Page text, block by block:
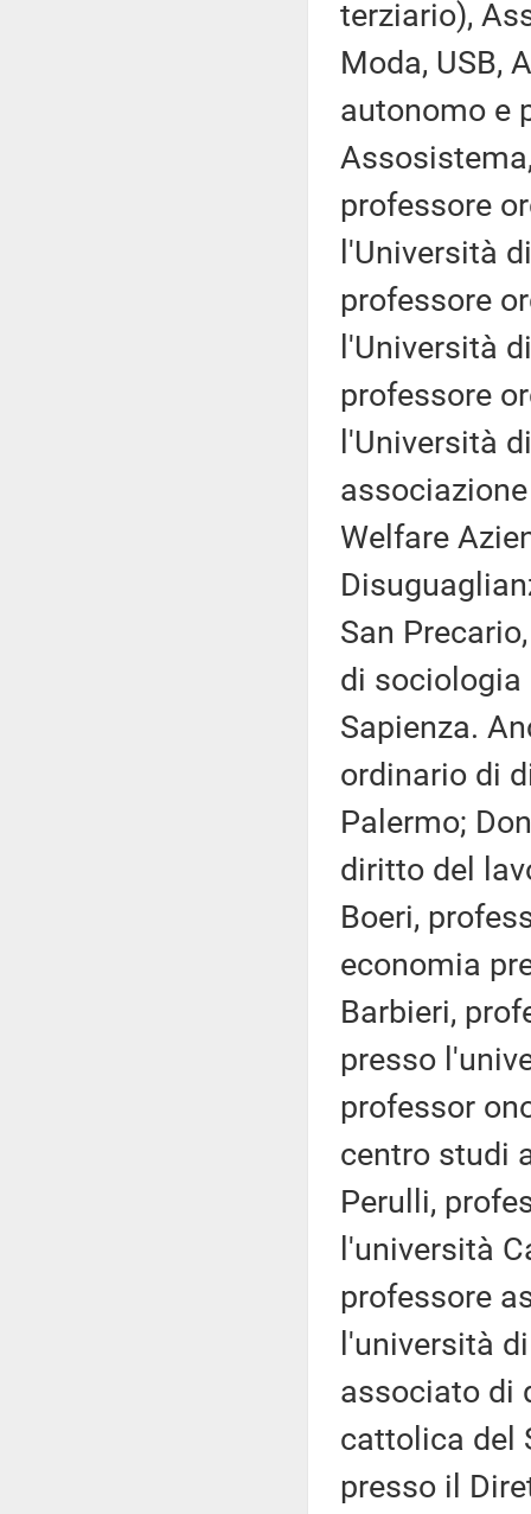
terziario),
Moda, USB,
autonomo e
professore
l'Università
professore
l'Università
professore
l'Università
Welfare
San
di sociologia
Sapienza.
ordinario di
Palermo;
diritto del
Boeri,
economia
Barbieri,
presso
professor
centro studi
Perulli,
l'università
professore
l'università
associato di
cattolica del
presso il